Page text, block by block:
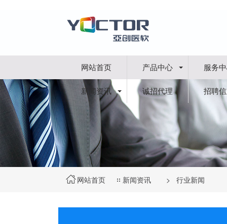
网站首页 产品中心 服务
新闻资讯 诚招代理 招聘
网站首页 新闻资讯 > 行业新闻